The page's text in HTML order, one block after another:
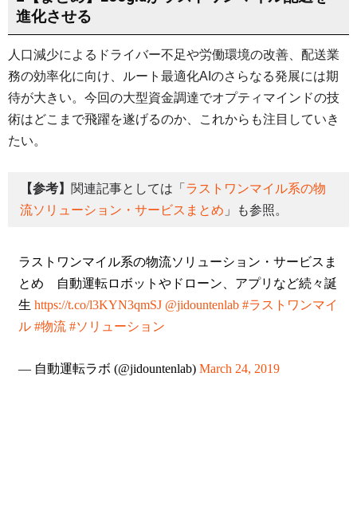
進化させる
人口減少によるドライバー不足や労働環境の改善、配送業
務の効率化に向け、ルート最適化AIのさらなる発展には期
待が大きい。今回の大型資金調達でオプティマインドの技
術はどこまで飛躍を遂げるのか、これからも注目していき
たい。
【参考】 関連記事としては「 ラストワンマイル系の物
流ソリューション・サービスまとめ 」も参照。
ラストワンマイル系の物流ソリューション・サービスま
とめ 自動運転ロボットやドローン、アプリなど続々誕
生 https://t.co/l3KYN3qmSJ @jidountenlab #ラストワンマイ
ル #物流 #ソリューション
— 自動運転ラボ (@jidountenlab) March 24, 2019